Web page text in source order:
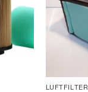
LUFTFILTER